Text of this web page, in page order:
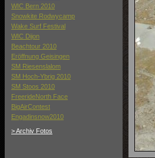
WIC Bern 2010
Snowkite Rodwycamp
Wake Surf Festival
WIC Dijon
Beachtour 2010
Eröffnung Geisingen
SM Riesenslalom
SM Hoch-Ybrig 2010
SM Stoos 2010
FreerideNorth Face
BigAirContest
Engadinsnow2010
> Archiv Fotos